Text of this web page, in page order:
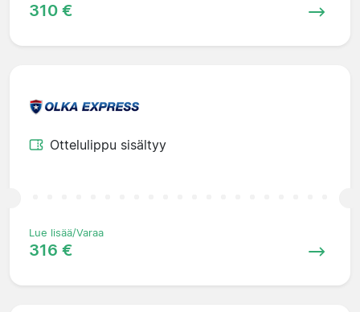
310 €
Ottelulippu sisältyy
Lue lisää/Varaa
316 €